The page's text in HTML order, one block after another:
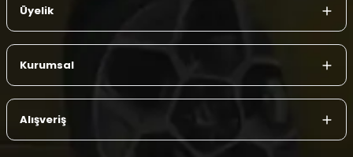
Üyelik
Kurumsal
Alışveriş